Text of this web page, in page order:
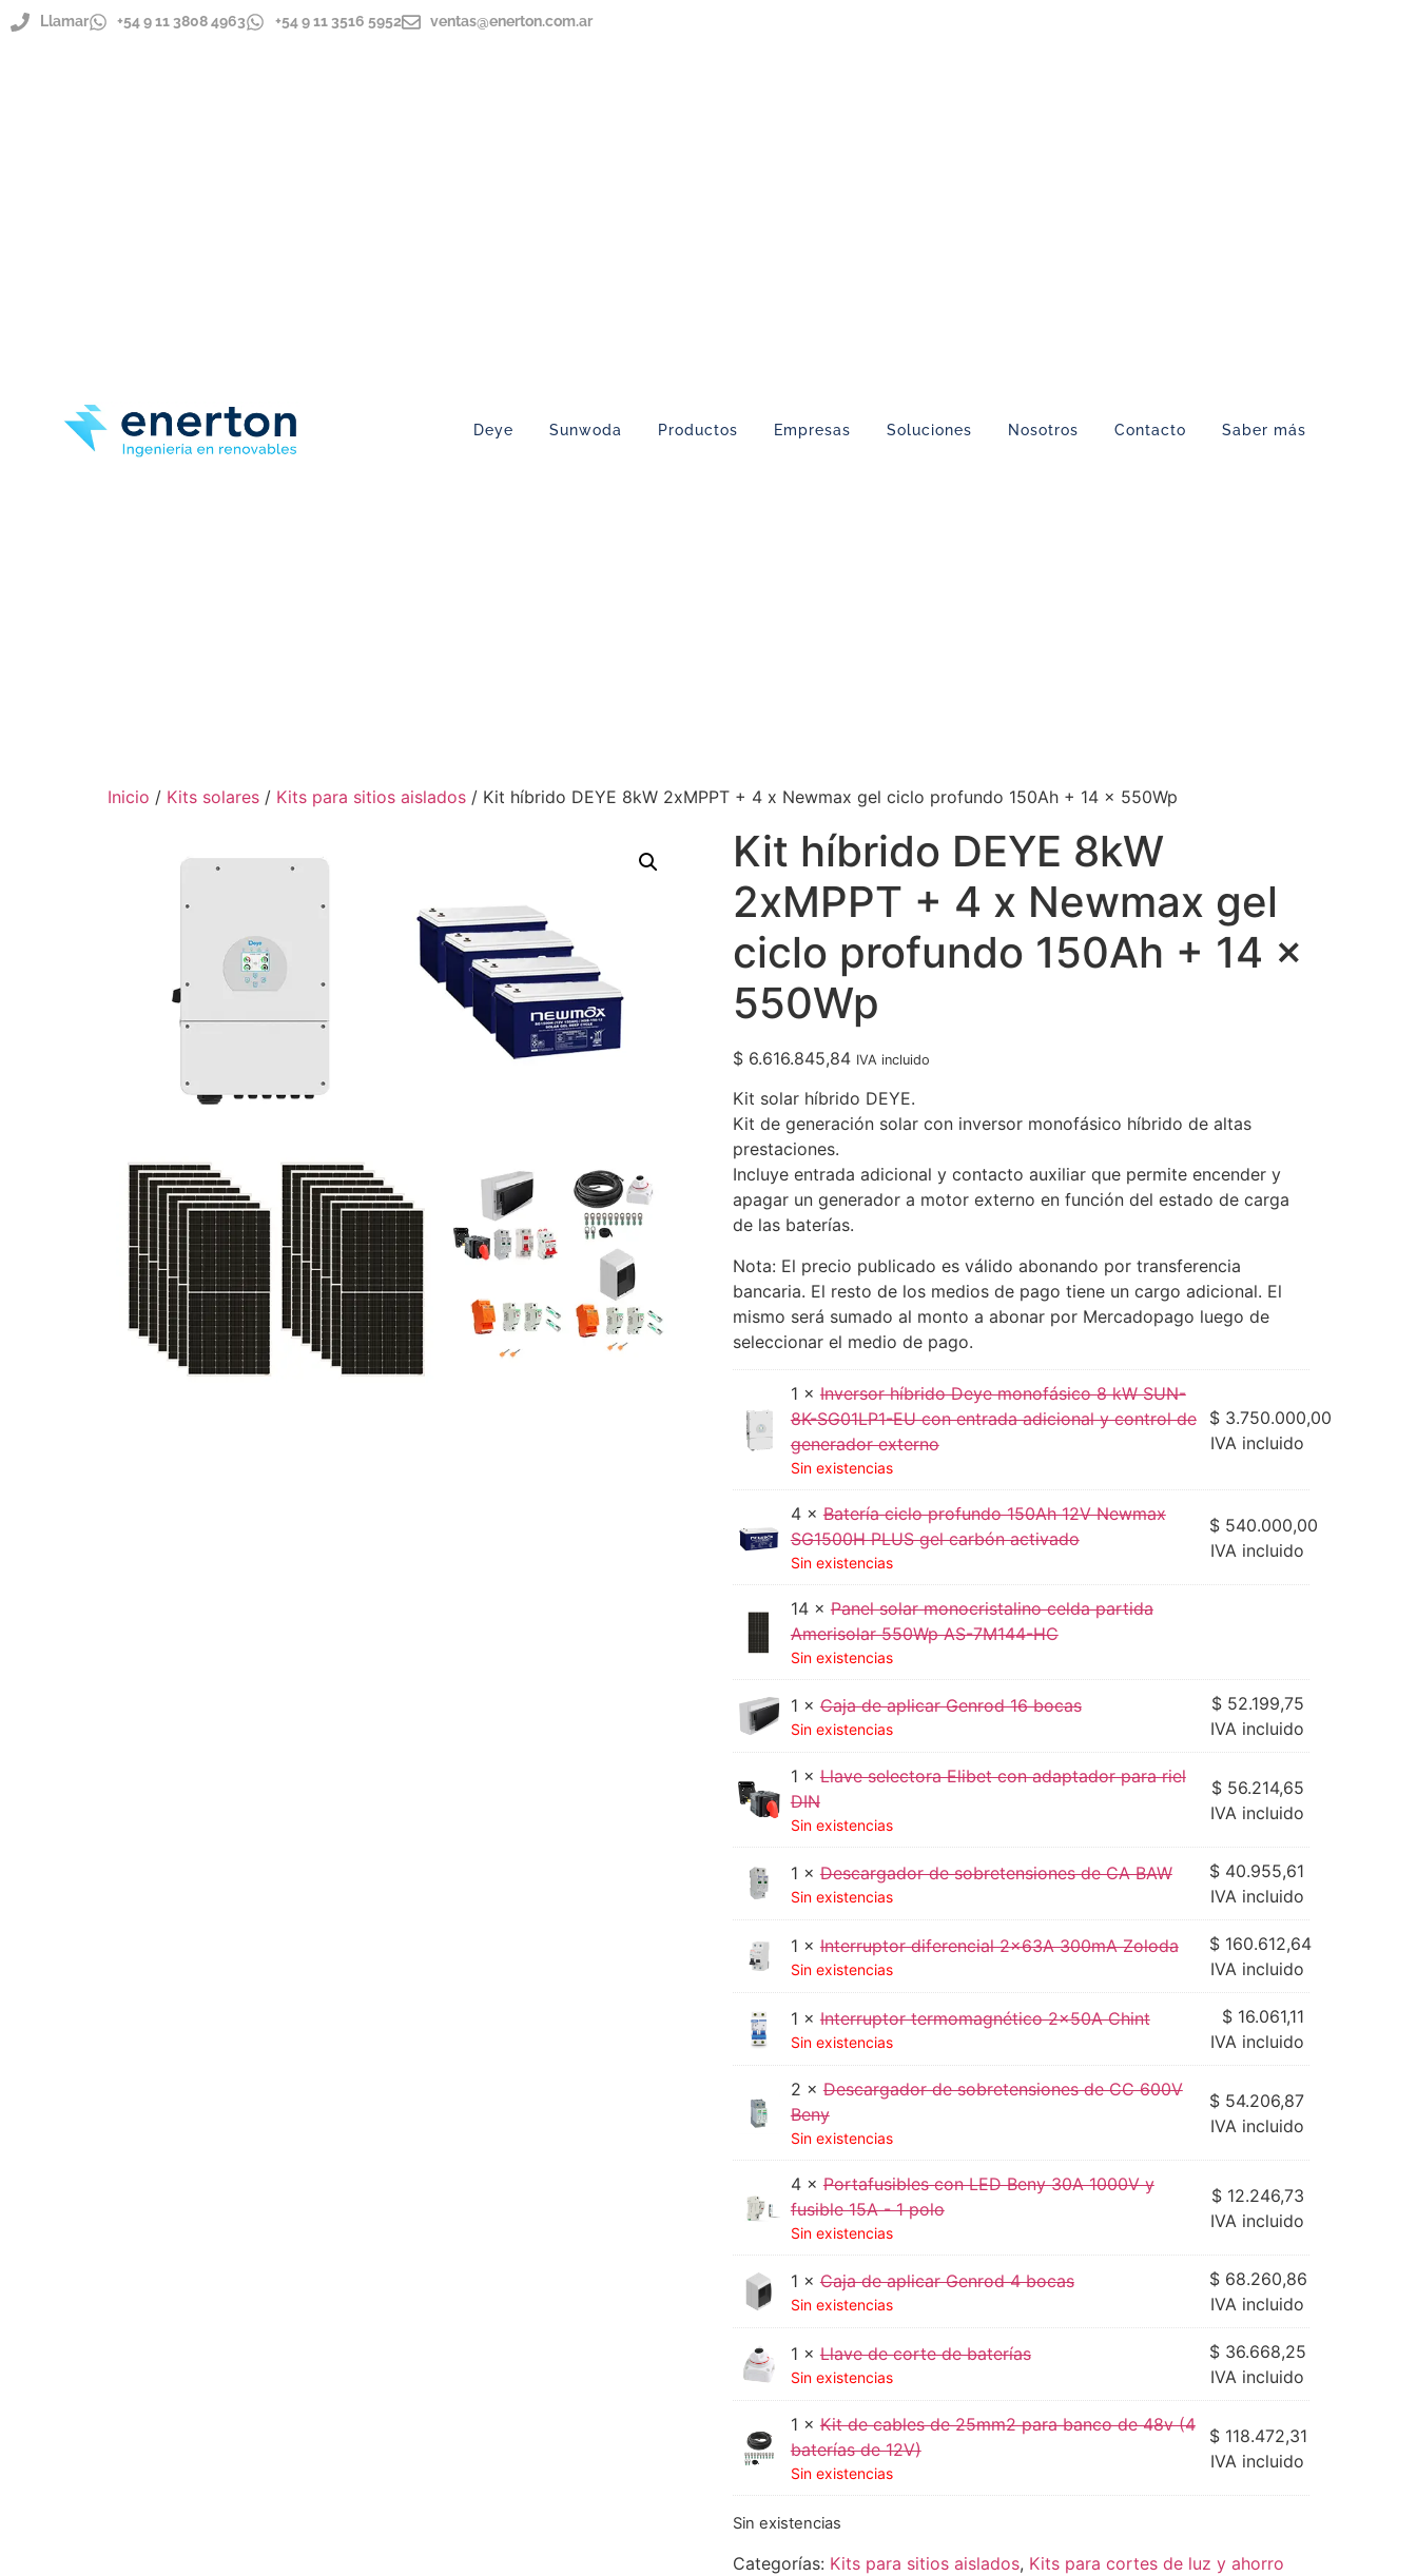
Llamar +54 9 11 3808 4963 +54 9 11 3516 5952 ventas@enerton.com.ar
Deye Sunwoda Productos Empresas Soluciones Nosotros Contacto Saber más
Inicio / Kits solares / Kits para sitios aislados / Kit híbrido DEYE 8kW 2xMPPT + 4 x Newmax gel ciclo profundo 150Ah + 14 x 550Wp
Kit híbrido DEYE 8kW
2xMPPT + 4 x Newmax gel
ciclo profundo 150Ah + 14 x
550Wp
$6.616.845,84 IVA incluido
Kit solar híbrido DEYE.
Kit de generación solar con inversor monofásico híbrido de altas
prestaciones.
Incluye entrada adicional y contacto auxiliar que permite encender y
apagar un generador a motor externo en función del estado de carga
de las baterías.
Nota: El precio publicado es válido abonando por transferencia
bancaria. El resto de los medios de pago tiene un cargo adicional. El
mismo será sumado al monto a abonar por Mercadopago luego de
seleccionar el medio de pago.
1 ×Inversor híbrido Deye monofásico 8 kW SUN-
8K-SG01LP1-EU con entrada adicional y control de
generador externo
Sin existencias
$ 3.750.000,00
IVA incluido
4 ×Batería ciclo profundo 150Ah 12V Newmax
SG1500H PLUS gel carbón activado
Sin existencias
$ 540.000,00
IVA incluido
14 ×Panel solar monocristalino celda partida
Amerisolar 550Wp AS-7M144-HC
Sin existencias
1 ×Caja de aplicar Genrod 16 bocas
Sin existencias
$ 52.199,75
IVA incluido
1 ×Llave selectora Elibet con adaptador para riel
DIN
Sin existencias
$ 56.214,65
IVA incluido
1 ×Descargador de sobretensiones de CA BAW
Sin existencias
$ 40.955,61
IVA incluido
1 ×Interruptor diferencial 2x63A 300mA Zoloda
Sin existencias
$ 160.612,64
IVA incluido
1 ×Interruptor termomagnético 2x50A Chint
Sin existencias
$ 16.061,11
IVA incluido
2 ×Descargador de sobretensiones de CC 600V
Beny
Sin existencias
$ 54.206,87
IVA incluido
4 ×Portafusibles con LED Beny 30A 1000V y
fusible 15A - 1 polo
Sin existencias
$ 12.246,73
IVA incluido
1 ×Caja de aplicar Genrod 4 bocas
Sin existencias
$ 68.260,86
IVA incluido
1 ×Llave de corte de baterías
Sin existencias
$ 36.668,25
IVA incluido
1 ×Kit de cables de 25mm2 para banco de 48v (4
baterías de 12V)
Sin existencias
$ 118.472,31
IVA incluido
Sin existencias
Categorías: Kits para sitios aislados, Kits para cortes de luz y ahorro